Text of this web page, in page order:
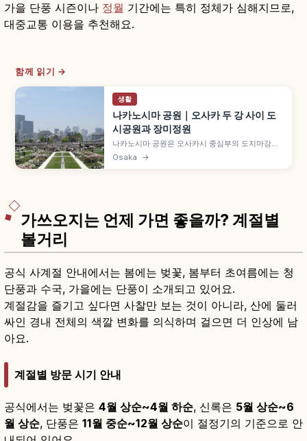
가을 단풍 시즌이나 정월 기간에는 특히 정체가 심해지므로,
대중교통 이용을 추천해요.
함께 읽기 →
생활
나카노시마 공원｜오사카 두 강 사이 도
시공원과 장미정원
나카노시마 공원은 오사카시 중심부의 도지마강과
도사보리강 사이 약 1.5km 중주에 조성된 수변 공
Osaka →
가쓰오지는 언제 가면 좋을까? 계절별
볼거리
공식 사계절 안내에서는 봄에는 벚꽃, 봄부터 초여름에는 청
단풍과 수국, 가을에는 단풍이 소개되고 있어요.
계절감을 즐기고 싶다면 사찰만 보는 것이 아니라, 산에 둘러
싸인 경내 전체의 색깔 변화를 의식하며 걸으면 더 인상에 남
아요.
계절별 방문 시기 안내
공식에서는 벚꽃은 4월 상순~4월 하순, 신록은 5월 상순~6
월 상순, 단풍은 11월 중순~12월 상순이 절정기의 기준으로 안